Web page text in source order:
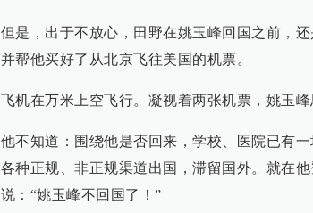
但是，出于不放心，田野在姚玉峰回国之前，
并帮他买好了从北京飞往美国的机票。
飞机在万米上空飞行。凝视着两张机票，姚玉峰
他不知道：围绕他是否回来，学校、医院已有
各种正规、非正规渠道出国，滞留国外。就在
说：“姚玉峰不回国了！”